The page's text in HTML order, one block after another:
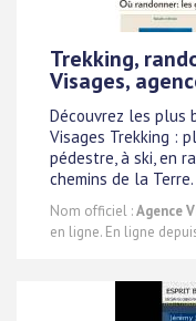
Trekking,
Visages,
Découvrez les plus
Visages Trekking :
pédestre, à ski, en
chemins de la Terre.
Nom officiel :Agence
en ligne. En ligne